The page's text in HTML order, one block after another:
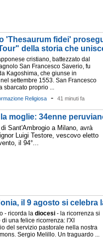
'Thesaurum fidei'
della storia che
cristiano, battezzato dal
San Francesco Saverio, fu
Kagoshima, che giunse in
settembre 1553. San Francesco
sbarcato proprio ...
Religiosa - 41 minuti fa
moglie: 34enne
Sant'Ambrogio a Milano, avrà
Luigi Testore, vescovo eletto
il 94°...
il 9 agosto si celebra
- ricorda la diocesi - la ricorrenza si
una felice ricorrenza: l'XI
del servizio pastorale nella nostra
Sergio Melillo. Un traguardo ...